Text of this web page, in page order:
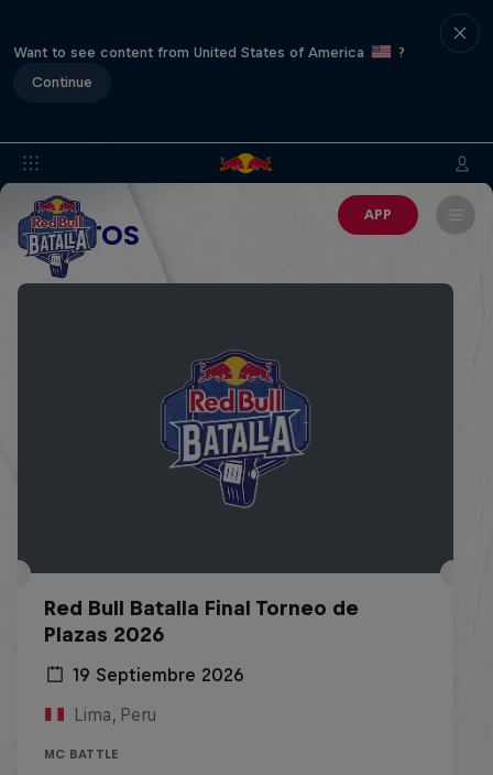
Want to see content from United States of America
?
Continue
APP
EVENTOS
Red Bull Batalla Final Torneo de
Plazas 2026
19 Septiembre 2026
Lima, Peru
MC BATTLE